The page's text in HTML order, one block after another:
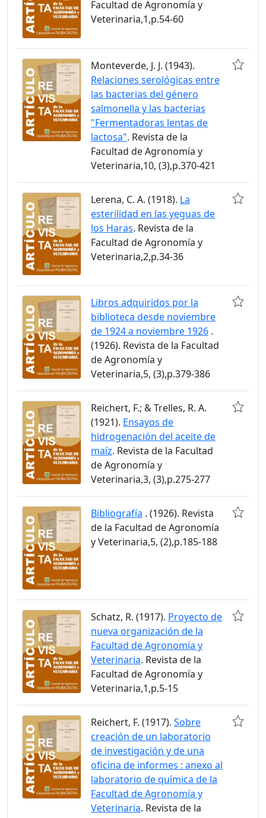
Facultad de Agronomía y
Veterinaria,1,p.54-60
Monteverde, J. J. (1943).
Relaciones serológicas entre
las bacterias del género
salmonella y las bacterias
"Fermentadoras lentas de
lactosa". Revista de la
Facultad de Agronomía y
Veterinaria,10, (3),p.370-421
Lerena, C. A. (1918). La
esterilidad en las yeguas de
los Haras. Revista de la
Facultad de Agronomía y
Veterinaria,2,p.34-36
Libros adquiridos por la
biblioteca desde noviembre
de 1924 a noviembre 1926 .
(1926). Revista de la Facultad
de Agronomía y
Veterinaria,5, (3),p.379-386
Reichert, F.; & Trelles, R. A.
(1921). Ensayos de
hidrogenación del aceite de
maíz. Revista de la Facultad
de Agronomía y
Veterinaria,3, (3),p.275-277
Bibliografía . (1926). Revista
de la Facultad de Agronomía
y Veterinaria,5, (2),p.185-188
Schatz, R. (1917). Proyecto de
nueva organización de la
Facultad de Agronomía y
Veterinaria. Revista de la
Facultad de Agronomía y
Veterinaria,1,p.5-15
Reichert, F. (1917). Sobre
creación de un laboratorio
de investigación y de una
oficina de informes : anexo al
laboratorio de química de la
Facultad de Agronomía y
Veterinaria. Revista de la